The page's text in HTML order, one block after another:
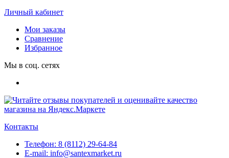
Личный кабинет
Мои заказы
Сравнение
Избранное
Мы в соц. сетях
Контакты
Телефон: 8 (8112) 29-64-84
E-mail: info@santexmarket.ru